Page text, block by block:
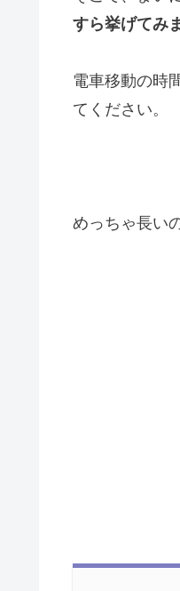
すら挙げてみ
電車移動の時
てください。
めっちゃ長い